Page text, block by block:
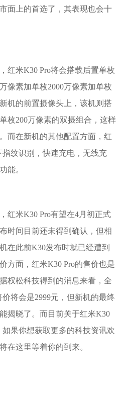
面上的首选了，其表现也会十
红米K30 Pro将会搭载后置单枚
像素加单枚2000万像素加单枚
机的前置摄像头上，该机则搭
枚200万像素的双摄组合，这样
而在新机的其他配置方面，红
指纹识别，快速充电，无线充
能。
红米K30 Pro有望在4月初正式
时间目前还未得到确认，但相
在此前K30发布时就已经遭到
方面，红米K30 Pro的售价也是
权松科技得到的消息来看，全
将会是2999元，但新机的最终
揭晓了。而目前关于红米K30
果你想获取更多的科技资讯欢
在这里等着你的到来。